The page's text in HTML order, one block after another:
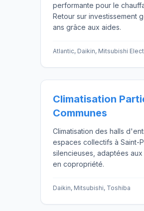
performante pour le
Retour sur investissement
ans grâce aux aides.
Atlantic, Daikin, Mitsubishi
Climatisation
Communes
Climatisation des halls
espaces collectifs à Saint-
silencieuses, adaptées
en copropriété.
Daikin, Mitsubishi, Toshiba